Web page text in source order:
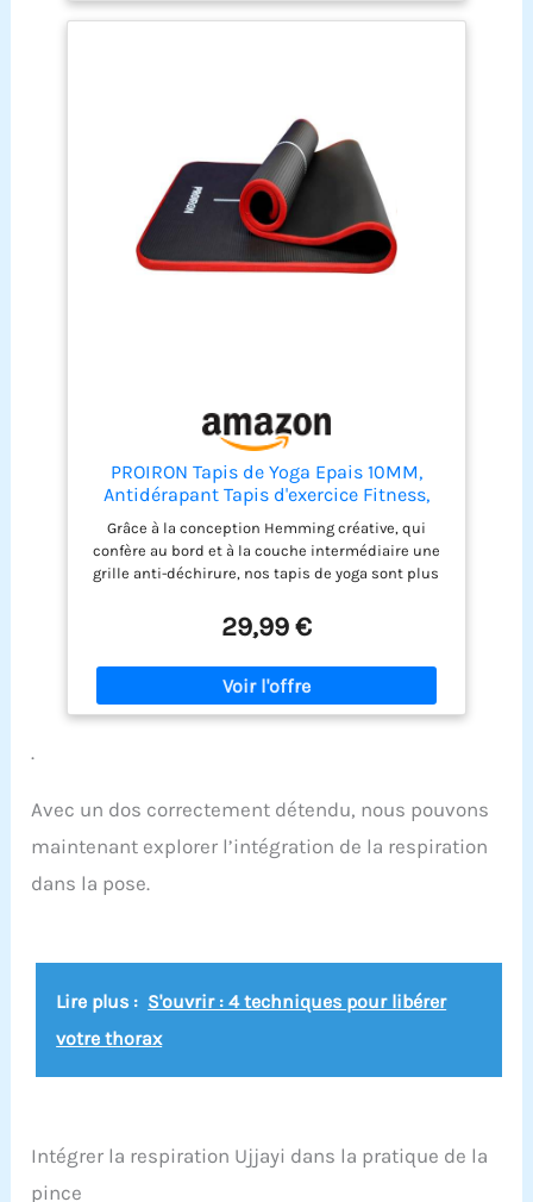
d'épaisseur
PROIRON Tapis de Yoga Epais 10MM,
Antidérapant Tapis d'exercice Fitness,
Tapis de Gymnastique pour Yoga Pilates
Gym Exercices Sport Camping Voyage, en
Mousse NBR/respecte la Peau, Noir
Grâce à la conception Hemming créative, qui
confère au bord et à la couche intermédiaire une
grille anti-déchirure, nos tapis de yoga sont plus
Avec son matériau NBR en mousse haute densité,
le matelas de yoga et de fitness PROIRON soutient
la colonne vertébrale, les hanches, les genoux et
les coudes sur les sols durs. ANTI-SLIP - Empêche
la rupture grâce au nouveau design avec filet
de 10mm - Le matelas garantit un confort pour les
personnes de toutes formes et tailles. Idéal pour
le yoga, le pilates, les exercices, le camping, le
extra épais est facile à nettoyer avec un détergent.
29,99 €
.
Avec un dos correctement détendu, nous pouvons
maintenant explorer l’intégration de la respiration
dans la pose.
Lire plus : S'ouvrir : 4 techniques pour libérer
votre thorax
Intégrer la respiration Ujjayi dans la pratique de la
pince